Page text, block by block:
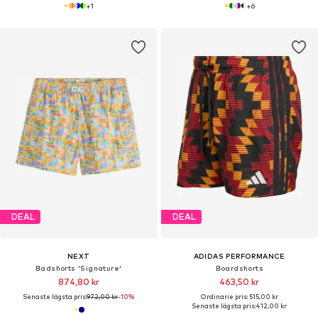
+1 +6
DEAL
NEXT
Badshorts 'Signature'
874,80 kr
Senaste lägsta pris:972,00 kr-10%
DEAL
ADIDAS PERFORMANCE
Boardshorts
463,50 kr
Ordinarie pris: 515,00 kr
Senaste lägsta pris:412,00 kr